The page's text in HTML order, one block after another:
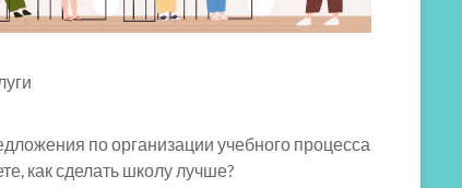
по организации учебного процесса
как сделать школу лучше?